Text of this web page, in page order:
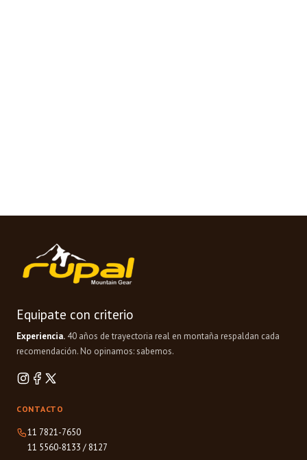
Equipate con criterio
Experiencia. 40 años de trayectoria real en montaña respaldan cada
recomendación. No opinamos: sabemos.
CONTACTO
11 7821-7650
11 5560-8133 / 8127